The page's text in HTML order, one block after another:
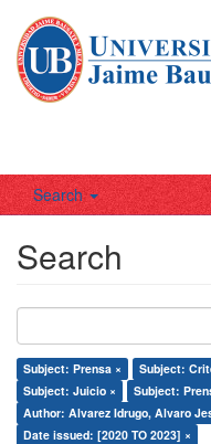
Search
Search
Subject: Prensa × Subject:
Subject: Juicio ×
Subject:
Author: Alvarez Idrugo, Alvaro
Date issued: [2020 TO 2023] ×